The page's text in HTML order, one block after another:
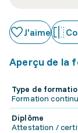
J'aime
Aperçu de la
Type de
Formation
Diplôme
Attestation /